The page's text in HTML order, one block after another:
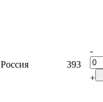
Россия 393
-
+